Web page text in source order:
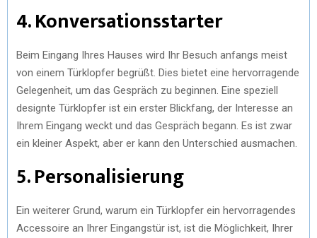
4. Konversationsstarter
Beim Eingang Ihres Hauses wird Ihr Besuch anfangs meist
von einem Türklopfer begrüßt. Dies bietet eine hervorragende
Gelegenheit, um das Gespräch zu beginnen. Eine speziell
designte Türklopfer ist ein erster Blickfang, der Interesse an
Ihrem Eingang weckt und das Gespräch begann. Es ist zwar
ein kleiner Aspekt, aber er kann den Unterschied ausmachen.
5. Personalisierung
Ein weiterer Grund, warum ein Türklopfer ein hervorragendes
Accessoire an Ihrer Eingangstür ist, ist die Möglichkeit, Ihrer